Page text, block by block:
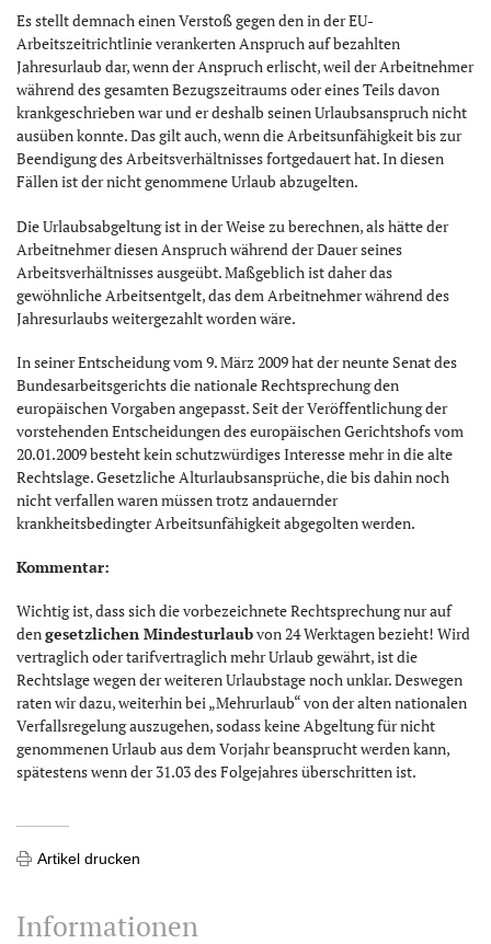
Es stellt demnach einen Verstoß gegen den in der EU-
Arbeitszeitrichtlinie verankerten Anspruch auf bezahlten
Jahresurlaub dar, wenn der Anspruch erlischt, weil der Arbeitnehmer
während des gesamten Bezugszeitraums oder eines Teils davon
krankgeschrieben war und er deshalb seinen Urlaubsanspruch nicht
ausüben konnte. Das gilt auch, wenn die Arbeitsunfähigkeit bis zur
Beendigung des Arbeitsverhältnisses fortgedauert hat. In diesen
Fällen ist der nicht genommene Urlaub abzugelten.
Die Urlaubsabgeltung ist in der Weise zu berechnen, als hätte der
Arbeitnehmer diesen Anspruch während der Dauer seines
Arbeitsverhältnisses ausgeübt. Maßgeblich ist daher das
gewöhnliche Arbeitsentgelt, das dem Arbeitnehmer während des
Jahresurlaubs weitergezahlt worden wäre.
In seiner Entscheidung vom 9. März 2009 hat der neunte Senat des
Bundesarbeitsgerichts die nationale Rechtsprechung den
europäischen Vorgaben angepasst. Seit der Veröffentlichung der
vorstehenden Entscheidungen des europäischen Gerichtshofs vom
20.01.2009 besteht kein schutzwürdiges Interesse mehr in die alte
Rechtslage. Gesetzliche Alturlaubsansprüche, die bis dahin noch
nicht verfallen waren müssen trotz andauernder
krankheitsbedingter Arbeitsunfähigkeit abgegolten werden.
Kommentar:
Wichtig ist, dass sich die vorbezeichnete Rechtsprechung nur auf
dengesetzlichen Mindesturlaubvon 24 Werktagen bezieht! Wird
vertraglich oder tarifvertraglich mehr Urlaub gewährt, ist die
Rechtslage wegen der weiteren Urlaubstage noch unklar. Deswegen
raten wir dazu, weiterhin bei „Mehrurlaub“ von der alten nationalen
Verfallsregelung auszugehen, sodass keine Abgeltung für nicht
genommenen Urlaub aus dem Vorjahr beansprucht werden kann,
spätestens wenn der 31.03 des Folgejahres überschritten ist.
Artikel drucken
Informationen